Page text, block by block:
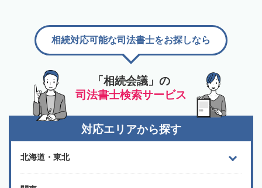
「相続会議」の
司法書士検索サービス
相続対応可能な司法書士をお探しなら
対応エリアから探す
北海道・東北